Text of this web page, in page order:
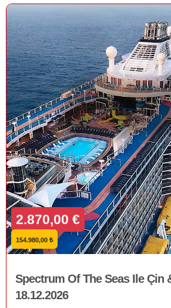
2.870,00 €
154.980,00 ₺
Spectrum Of The Seas Ile Çin
18.12.2026